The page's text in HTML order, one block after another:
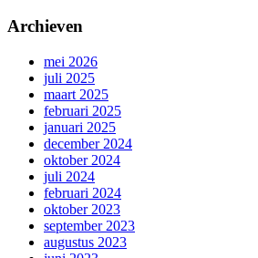
Archieven
mei 2026
juli 2025
maart 2025
februari 2025
januari 2025
december 2024
oktober 2024
juli 2024
februari 2024
oktober 2023
september 2023
augustus 2023